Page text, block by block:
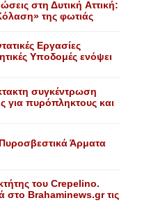
στη Δυτική Aττική:
της φωτιάς
Eργασίες
Yποδομές ενόψει
συγκέντρωση
για πυρόπληκτους και
Άρματα
του Crepelino.
στο Brahaminews.gr τις